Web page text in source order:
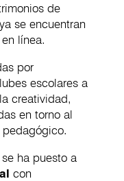
de
se encuentran
línea.
por
escolares a
creatividad,
en torno al
ha puesto a
con